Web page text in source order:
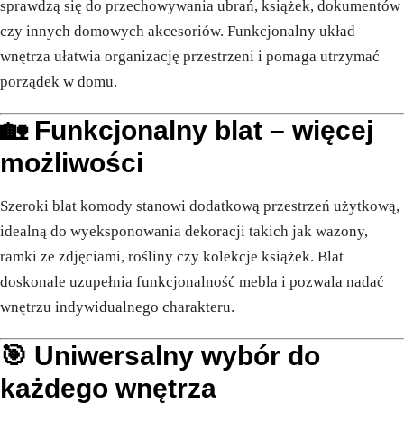
sprawdzą się do przechowywania ubrań, książek, dokumentów
czy innych domowych akcesoriów. Funkcjonalny układ
wnętrza ułatwia organizację przestrzeni i pomaga utrzymać
porządek w domu.
🏡 Funkcjonalny blat – więcej
możliwości
Szeroki blat komody stanowi dodatkową przestrzeń użytkową,
idealną do wyeksponowania dekoracji takich jak wazony,
ramki ze zdjęciami, rośliny czy kolekcje książek. Blat
doskonale uzupełnia funkcjonalność mebla i pozwala nadać
wnętrzu indywidualnego charakteru.
🎯 Uniwersalny wybór do
każdego wnętrza